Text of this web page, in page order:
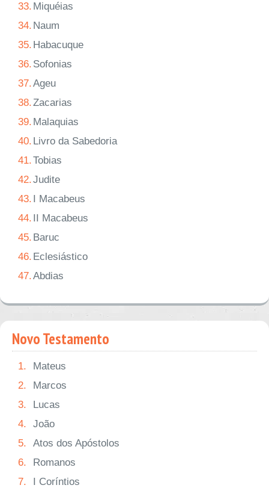
33. Miquéias
34. Naum
35. Habacuque
36. Sofonias
37.Ageu
38.Zacarias
39. Malaquias
40. Livro da Sabedoria
41.Tobias
42.Judite
43. I Macabeus
44. II Macabeus
45. Baruc
46. Eclesiástico
47.Abdias
Novo Testamento
1.
Mateus
2.
Marcos
3.
Lucas
4.
João
5.
Atos dos Apóstolos
6.
Romanos
7.
I Coríntios